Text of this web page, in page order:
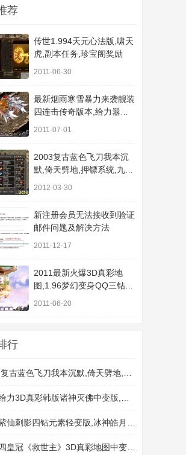
荐
传世1.994天元心法版,啸天
虎,副本任务,珍宝阁奖励
2011-06-30
最新烟雨寒雪暴力来袭靓装
四连击传奇版本,给力嚣张,
2011-07-01
2003复古蓝色飞刀我本沉
默,倚天劈地,押镖系统,九绝
2012-03-30
新注册会员无法接收到验证
邮件问题及解决方法
2011-12-17
2011最新火爆3D真彩地
图,1.96梦幻变身QQ三钻黄
2011-06-20
行